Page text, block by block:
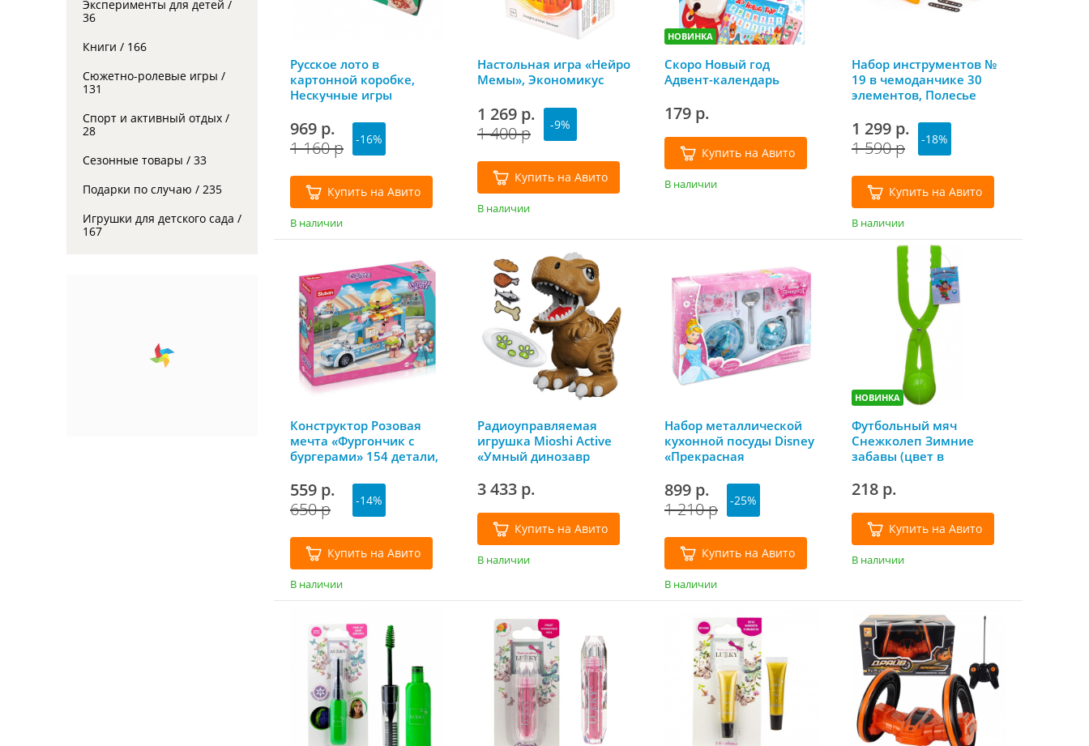
Эксперименты для детей /
36
Книги / 166
Сюжетно-ролевые игры /
131
Спорт и активный отдых /
28
Сезонные товары / 33
Подарки по случаю / 235
Игрушки для детского сада /
167
Русское лото в
картонной коробке,
Нескучные игры
969 р.
1 160 р
-16%
Купить на Авито
В наличии
Настольная игра «Нейро
Мемы», Экономикус
1 269 р.
1 400 р
-9%
Купить на Авито
В наличии
НОВИНКА
Скоро Новый год
Адвент-календарь
179 р.
Купить на Авито
В наличии
Набор инструментов №
19 в чемоданчике 30
элементов, Полесье
1 299 р.
1 590 р
-18%
Купить на Авито
В наличии
Конструктор Розовая
мечта «Фургончик с
бургерами» 154 детали,
559 р.
650 р
-14%
Купить на Авито
В наличии
Радиоуправляемая
игрушка Mioshi Active
«Умный динозавр
3 433 р.
Купить на Авито
В наличии
Набор металлической
кухонной посуды Disney
«Прекрасная
предметов
899 р.
1 210 р
-25%
Купить на Авито
В наличии
НОВИНКА
Футбольный мяч
Снежколеп Зимние
забавы (цвет в
218 р.
Купить на Авито
В наличии